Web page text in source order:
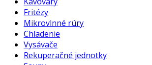
Fritézy
Mikrovlnné rúry
Chladenie
Vysávače
Rekuperačné jednotky